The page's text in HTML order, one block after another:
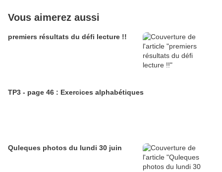
Vous aimerez aussi
premiers résultats du défi lecture !!
TP3 - page 46 : Exercices alphabétiques
Quleques photos du lundi 30 juin